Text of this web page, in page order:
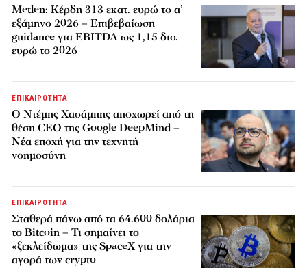
Metlen: Κέρδη 313 εκατ. ευρώ το α’
εξάμηνο 2026 – Επιβεβαίωση
guidance για EBITDA ως 1,15 δισ.
ευρώ το 2026
ΕΠΙΚΑΙΡΟΤΗΤΑ
Ο Ντέμης Χασάμπης αποχωρεί από τη
θέση CEO της Google DeepMind –
Νέα εποχή για την τεχνητή
νοημοσύνη
ΕΠΙΚΑΙΡΟΤΗΤΑ
Σταθερά πάνω από τα 64.600 δολάρια
το Bitcoin – Τι σημαίνει το
«ξεκλείδωμα» της SpaceX για την
αγορά των crypto